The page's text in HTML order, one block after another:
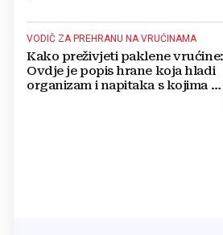
VODIČ ZA PREHRANU NA VRUĆINAMA
Kako preživjeti paklene vrućine:
Ovdje je popis hrane koja hladi
organizam i napitaka s kojima si